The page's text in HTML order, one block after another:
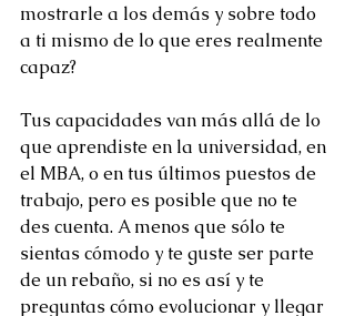
mostrarle a los demás y sobre todo
a ti mismo de lo que eres realmente
capaz?
Tus capacidades van más allá de lo
que aprendiste en la universidad, en
el MBA, o en tus últimos puestos de
trabajo, pero es posible que no te
des cuenta. A menos que sólo te
sientas cómodo y te guste ser parte
de un rebaño, si no es así y te
preguntas cómo evolucionar y llegar